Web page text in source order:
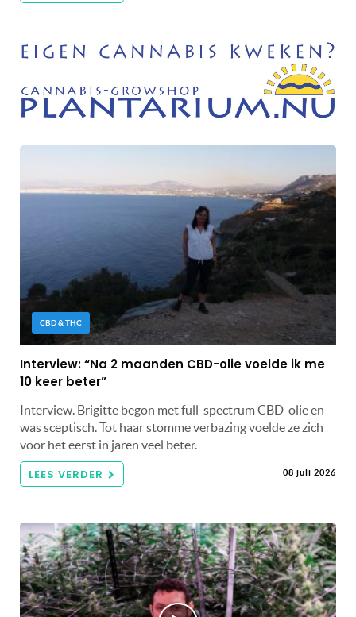
CBD & THC
Interview: “Na 2 maanden CBD-olie voelde ik me
10 keer beter”
Interview. Brigitte begon met full-spectrum CBD-olie en
was sceptisch. Tot haar stomme verbazing voelde ze zich
voor het eerst in jaren veel beter.
LEES VERDER 08 juli 2026